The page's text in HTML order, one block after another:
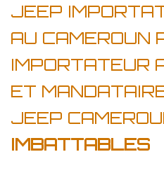
JEEP
AU CAMEROUN
IMPORTATEUR
ET
JEEP
IMBATTABLES